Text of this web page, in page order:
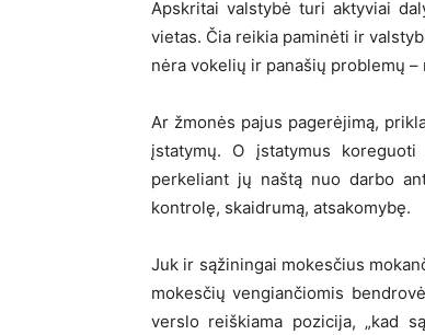
Apskritai valstybė turi aktyviai
vietas. Čia reikia paminėti ir
nėra vokelių ir panašių problemų –
Ar žmonės pajus pagerėjimą,
įstatymų. O įstatymus
perkeliant jų naštą nuo darbo
kontrolę, skaidrumą, atsakomybę.
Juk ir sąžiningai mokesčius
mokesčių vengiančiomis
verslo reiškiama pozicija, „kad